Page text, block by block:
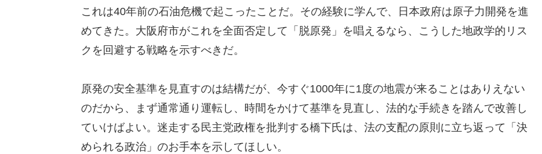
これは40年前の石油危機で起こったことだ。その経験に学んで、日本政府は原子力開発を進
めてきた。大阪府市がこれを全面否定して「脱原発」を唱えるなら、こうした地政学的リス
クを回避する戦略を示すべきだ。
原発の安全基準を見直すのは結構だが、今すぐ1000年に1度の地震が来ることはありえない
のだから、まず通常通り運転し、時間をかけて基準を見直し、法的な手続きを踏んで改善し
ていけばよい。迷走する民主党政権を批判する橋下氏は、法の支配の原則に立ち返って「決
められる政治」のお手本を示してほしい。